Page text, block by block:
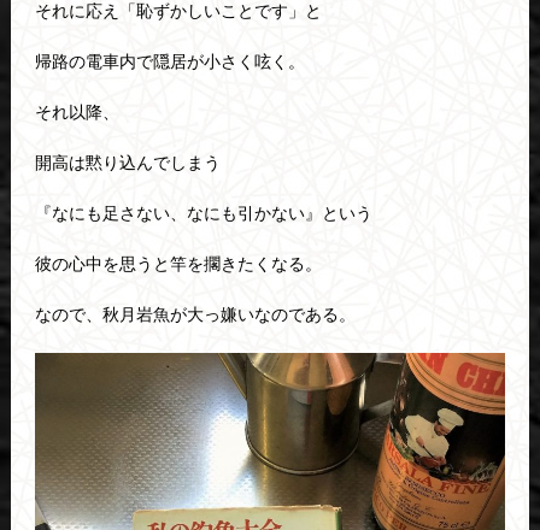
それに応え「恥ずかしいことです」と
帰路の電車内で隠居が小さく呟く。
それ以降、
開高は黙り込んでしまう
『なにも足さない、なにも引かない』という
彼の心中を思うと竿を擱きたくなる。
なので、秋月岩魚が大っ嫌いなのである。